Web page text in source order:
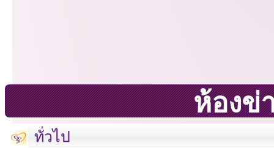
ห้องข่
ทั่วไป